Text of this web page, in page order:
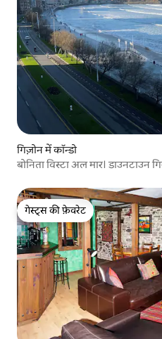
गिज़ोन में कॉन्डो
बोनिता विस्टा अल मार। डाउनटाउन
गेस्ट्स की फ़ेवरेट
गेस्ट्स की फ़ेवरेट